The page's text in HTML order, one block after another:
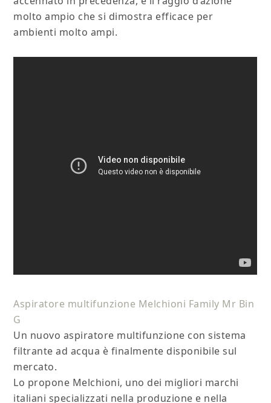
molto ampio che si dimostra efficace per
ambienti molto ampi.
Aspiratore multifunzione Melchioni Family Mr Bin
G
Un nuovo aspiratore multifunzione con sistema
filtrante ad acqua è finalmente disponibile sul
mercato.
Lo propone Melchioni, uno dei migliori marchi
italiani specializzati nella produzione e nella